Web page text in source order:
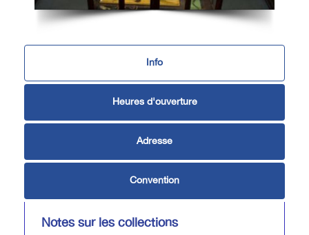
Info
Heures d'ouverture
Adresse
Convention
Notes sur les collections